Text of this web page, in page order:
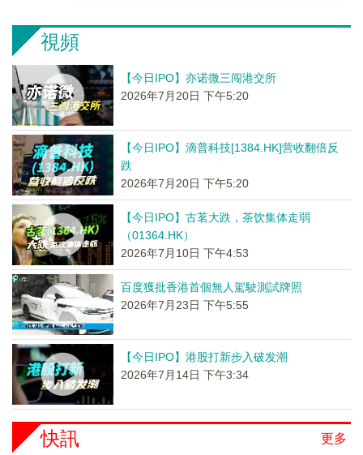
視頻
【今日IPO】亦诺微三闯港交所
2026年7月20日 下午5:20
【今日IPO】滴普科技[1384.HK]营收翻倍反
跌
2026年7月20日 下午5:20
【今日IPO】古茗大跌，茶饮集体走弱
（01364.HK）
2026年7月10日 下午4:53
百度獲批香港首個無人駕駛測試牌照
2026年7月23日 下午5:55
【今日IPO】港股打新步入破发潮
2026年7月14日 下午3:34
更多
快訊